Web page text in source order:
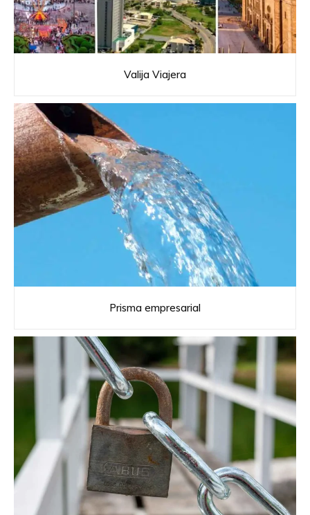
Valija Viajera
Prisma empresarial